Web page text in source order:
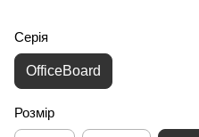
Серія
OfficeBoard
Розмір